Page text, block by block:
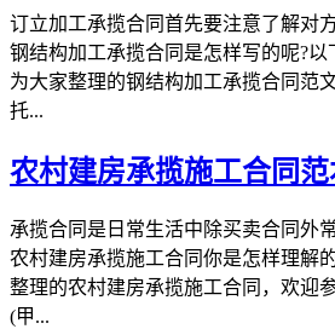
订立加工承揽合同首先要注意了解对
钢结构加工承揽合同是怎样写的呢?
为大家整理的钢结构加工承揽合同范
托...
农村建房承揽施工合同范
承揽合同是日常生活中除买卖合同外
农村建房承揽施工合同你是怎样理解
整理的农村建房承揽施工合同，欢迎
(甲...